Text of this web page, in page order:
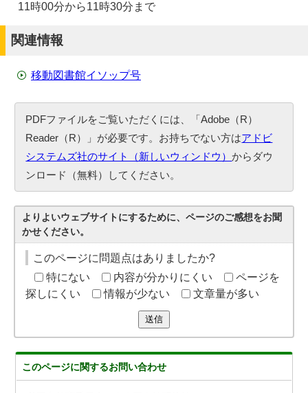
11時00分から11時30分まで
関連情報
移動図書館イソップ号
PDFファイルをご覧いただくには、「Adobe（R）
Reader（R）」が必要です。お持ちでない方はアドビ
システムズ社のサイト（新しいウィンドウ）からダウ
ンロード（無料）してください。
よりよいウェブサイトにするために、ページのご感想をお聞
かせください。
このページに問題点はありましたか?
特にない
内容が分かりにくい
ページを
探しにくい
情報が少ない 文章量が多い
送信
このページに関するお問い合わせ